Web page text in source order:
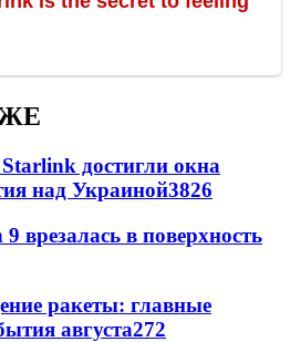
достигли окна
над Украиной3826
врезалась в поверхность
ракеты: главные
августа272